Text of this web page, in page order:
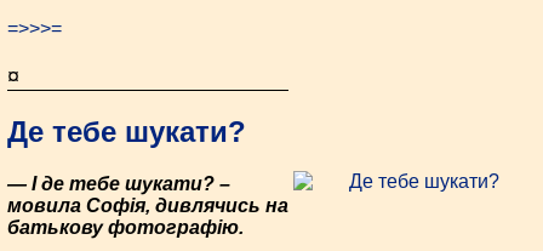
=>>>=
¤
Де тебе шукати?
— І де тебе шукати? –
мовила Софія, дивлячись на
батькову фотографію.